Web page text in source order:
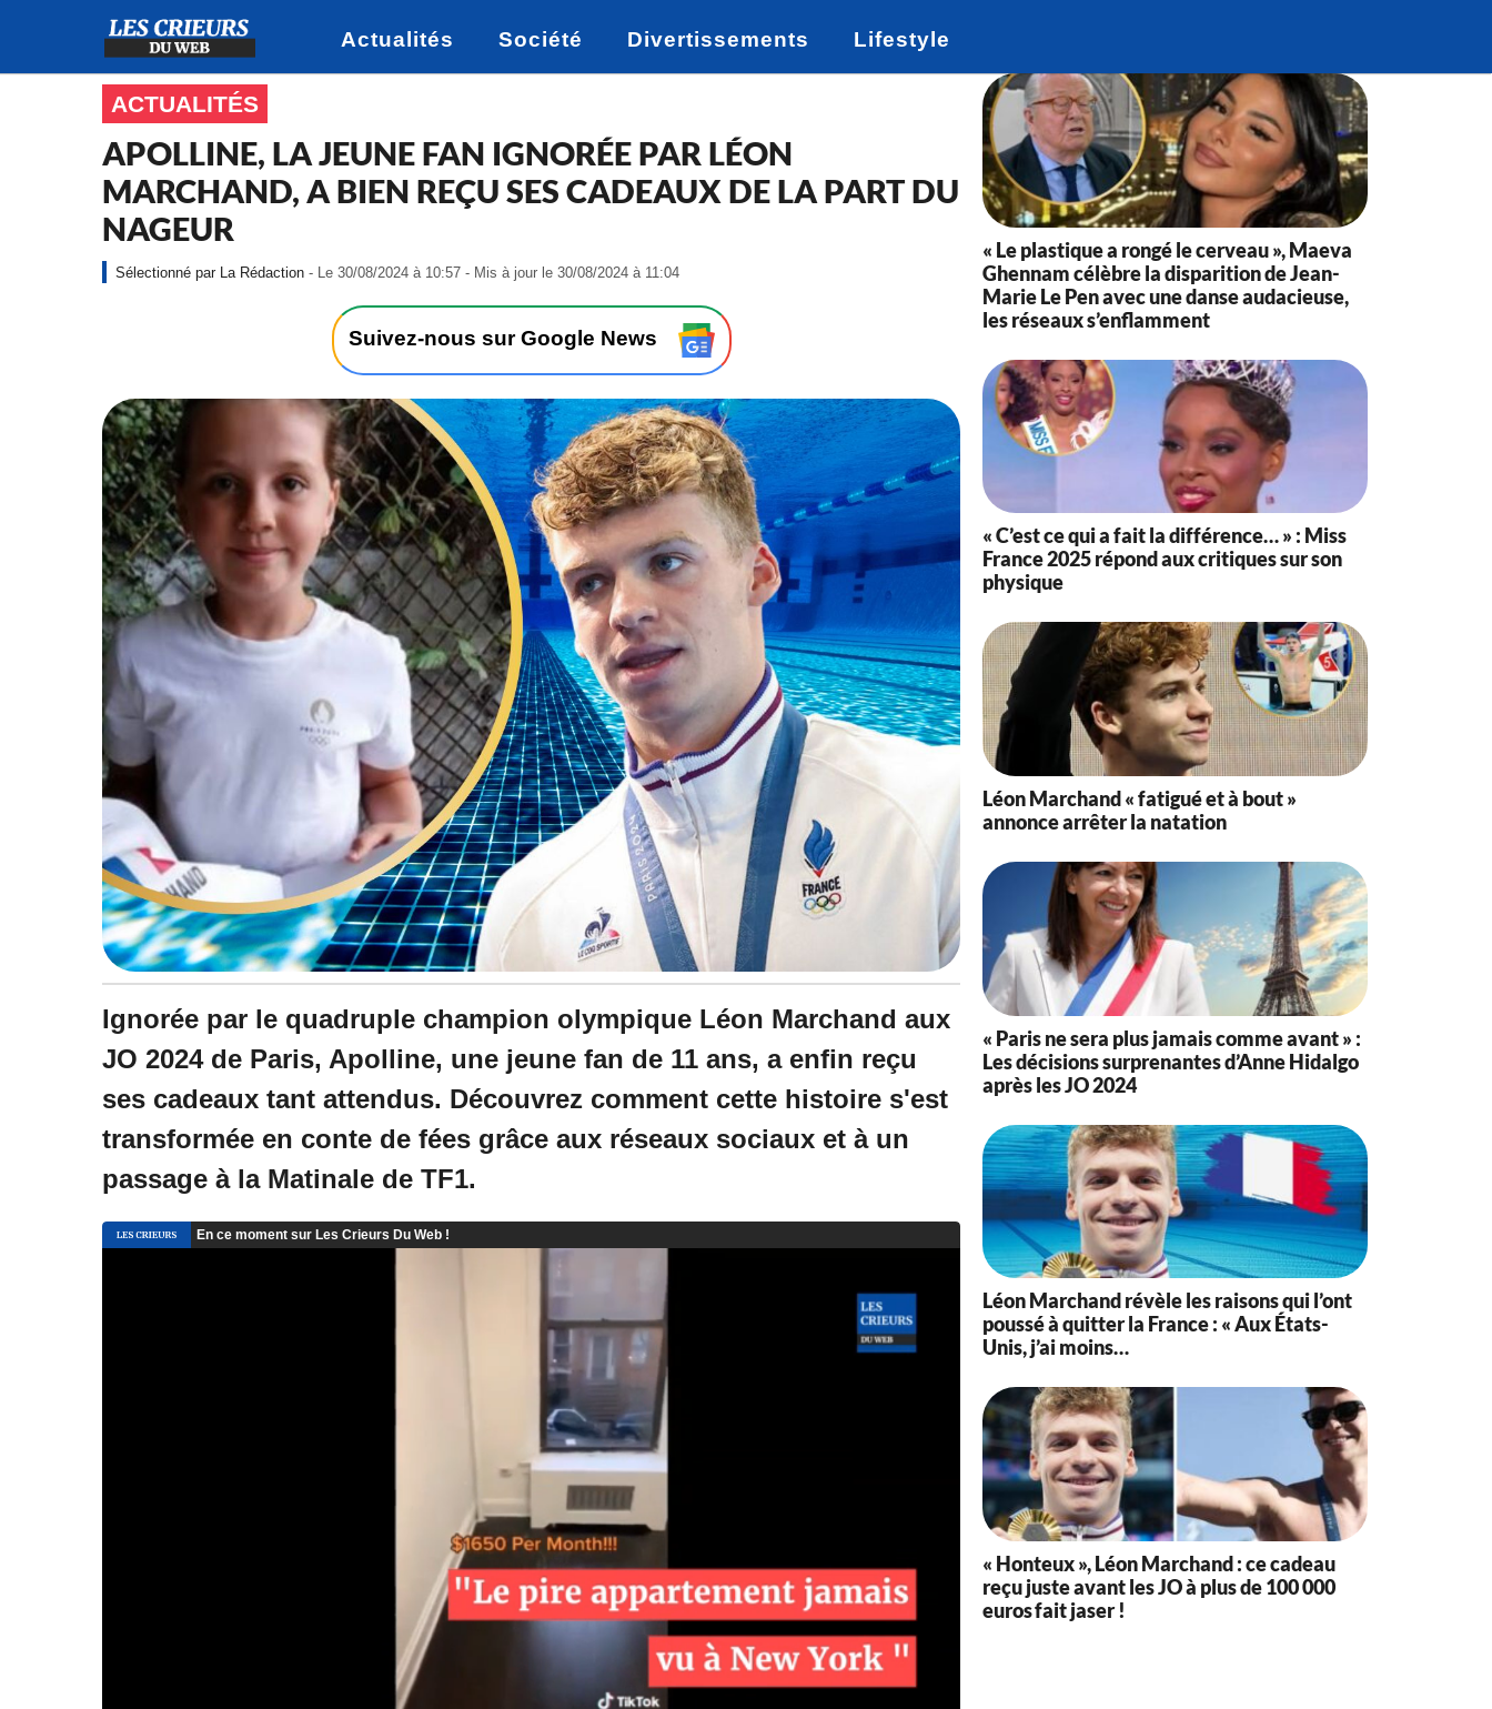
Actualités Société Divertissements Lifestyle
ACTUALITÉS
APOLLINE, LA JEUNE FAN IGNORÉE PAR LÉON
MARCHAND, A BIEN REÇU SES CADEAUX DE LA PART DU
NAGEUR
La Rédaction - Le 30/08/2024 à 10:57 - Mis à jour le 30/08/2024 à 11:04
3
0
/
0
8
/
2
0
à
1
0
5
7
i
à
j
o
u
r
0
/
0
8
/
2
0
2
4
1
4
Suivez-nous sur Google News
Ignorée par le quadruple champion olympique Léon Marchand aux
JO 2024 de Paris, Apolline, une jeune fan de 11 ans, a enfin reçu
ses cadeaux tant attendus. Découvrez comment cette histoire s'est
transformée en conte de fées grâce aux réseaux sociaux et à un
passage à la Matinale de TF1.
« Le plastique a rongé le cerveau », Maeva
Ghennam célèbre la disparition de Jean-
Marie Le Pen avec une danse audacieuse,
les réseaux s’enflamment
« C’est ce qui a fait la différence… » : Miss
France 2025 répond aux critiques sur son
physique
Léon Marchand « fatigué et à bout »
annonce arrêter la natation
« Paris ne sera plus jamais comme avant » :
Les décisions surprenantes d’Anne Hidalgo
après les JO 2024
Léon Marchand révèle les raisons qui l’ont
poussé à quitter la France : « Aux États-
Unis, j’ai moins…
« Honteux », Léon Marchand : ce cadeau
reçu juste avant les JO à plus de 100 000
euros fait jaser !